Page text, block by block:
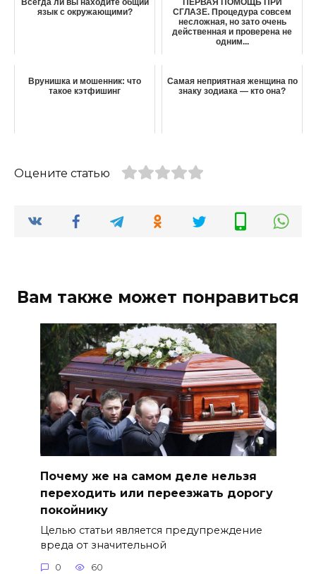
язык с окружающими?
СГЛАЗЕ. Процедура совсем
несложная, но зато очень
действенная и проверена не
одним...
Врунишка и мошенник: что
такое кэтфишинг
Самая неприятная женщина по
знаку зодиака — кто она?
Оцените статью
Вам также может понравиться
Почему же на самом деле нельзя
переходить или переезжать дорогу
покойнику
Целью статьи является предупреждение
вреда от значительной
0 60